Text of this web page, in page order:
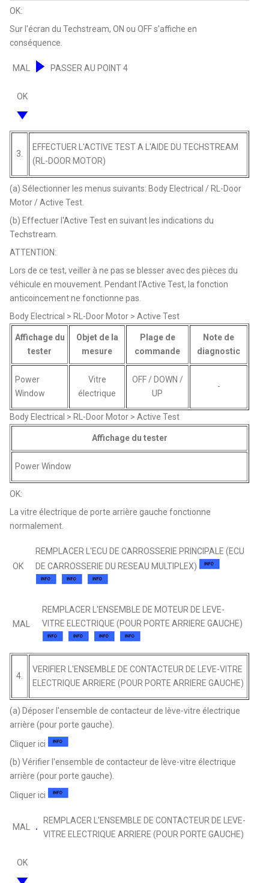
OK:
Sur l'écran du Techstream, ON ou OFF s'affiche en
conséquence.
MAL PASSER AU POINT 4
OK
3.
EFFECTUER L'ACTIVE TEST A L'AIDE DU TECHSTREAM
(RL-DOOR MOTOR)
(a) Sélectionner les menus suivants: Body Electrical / RL-Door
Motor / Active Test.
(b) Effectuer l'Active Test en suivant les indications du
Techstream.
ATTENTION:
Lors de ce test, veiller à ne pas se blesser avec des pièces du
véhicule en mouvement. Pendant l'Active Test, la fonction
anticoincement ne fonctionne pas.
Body Electrical > RL-Door Motor > Active Test
Affichage du
tester
Objet de la
mesure
Plage de
commande
Note de
diagnostic
Power
Window
Vitre
électrique
OFF / DOWN /
UP
-
Body Electrical > RL-Door Motor > Active Test
Affichage du tester
Power Window
OK:
La vitre électrique de porte arrière gauche fonctionne
normalement.
OK
REMPLACER L'ECU DE CARROSSERIE PRINCIPALE (ECU
DE CARROSSERIE DU RESEAU MULTIPLEX)
MAL
REMPLACER L'ENSEMBLE DE MOTEUR DE LEVE-
VITRE ELECTRIQUE (POUR PORTE ARRIERE GAUCHE)
4.
VERIFIER L'ENSEMBLE DE CONTACTEUR DE LEVE-VITRE
ELECTRIQUE ARRIERE (POUR PORTE ARRIERE GAUCHE)
(a) Déposer l'ensemble de contacteur de lève-vitre électrique
arrière (pour porte gauche).
Cliquer ici
(b) Vérifier l'ensemble de contacteur de lève-vitre électrique
arrière (pour porte gauche).
Cliquer ici
MAL
REMPLACER L'ENSEMBLE DE CONTACTEUR DE LEVE-
VITRE ELECTRIQUE ARRIERE (POUR PORTE GAUCHE)
OK